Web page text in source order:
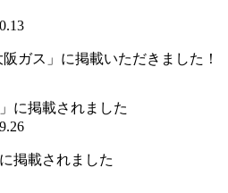
ガス」に掲載いただきました！
掲載されました